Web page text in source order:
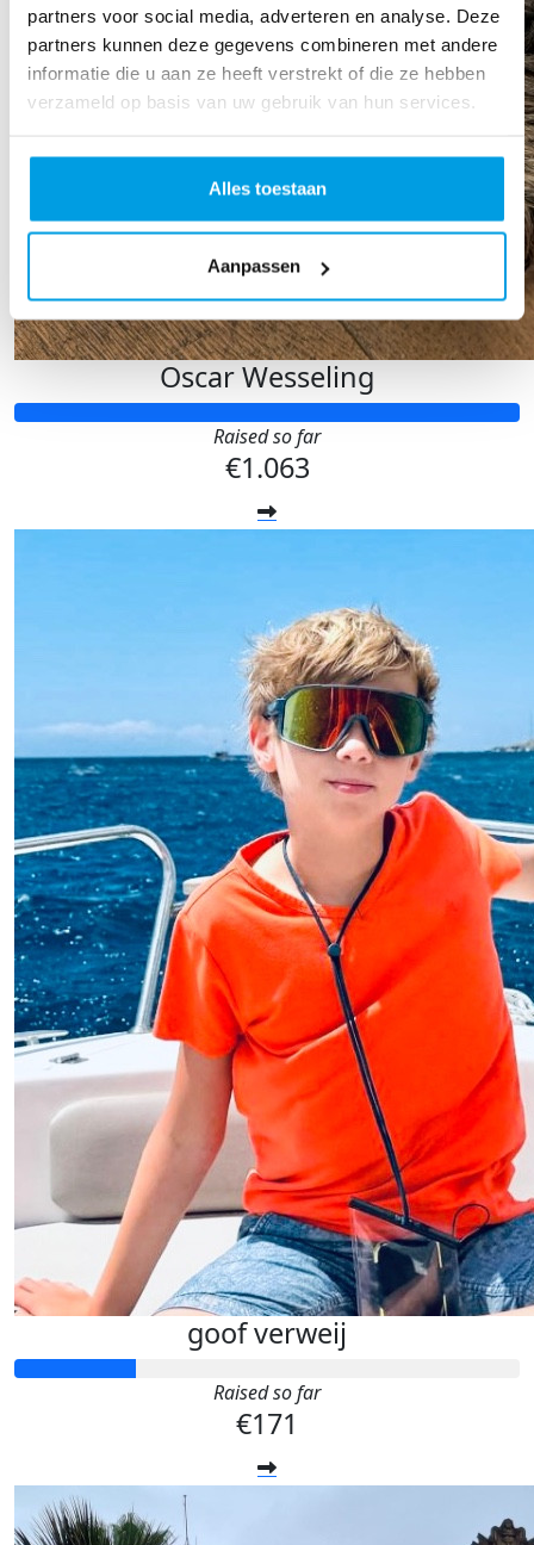
partners voor social media, adverteren en analyse. Deze
partners kunnen deze gegevens combineren met andere
informatie die u aan ze heeft verstrekt of die ze hebben
verzameld op basis van uw gebruik van hun services.
Alles toestaan
Aanpassen
Oscar Wesseling
Raised so far
€1.063
goof verweij
Raised so far
€171